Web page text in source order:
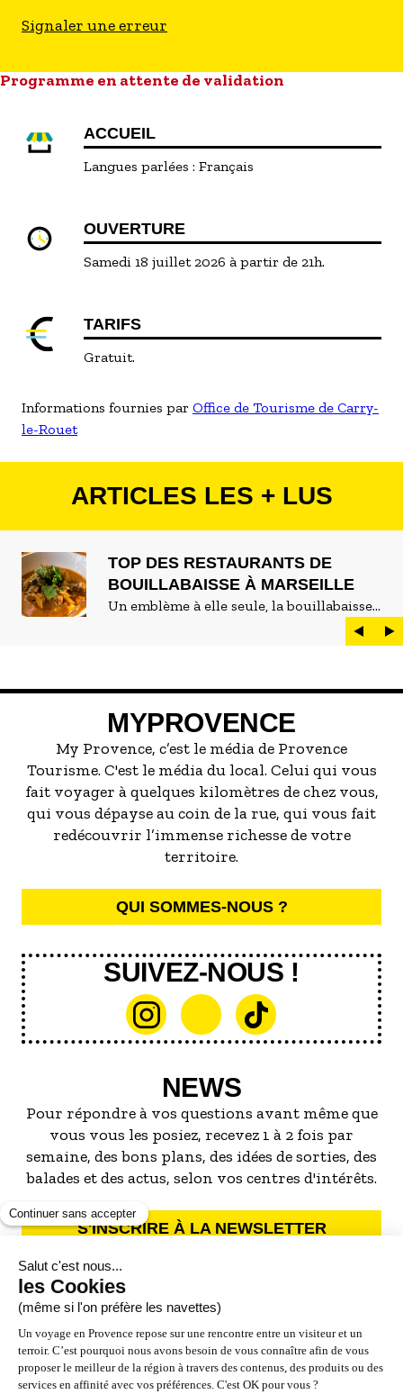
Signaler une erreur
Programme en attente de validation
ACCUEIL
Langues parlées : Français
OUVERTURE
Samedi 18 juillet 2026 à partir de 21h.
TARIFS
Gratuit.
Informations fournies par Office de Tourisme de Carry-
le-Rouet
ARTICLES LES + LUS
TOP DES RESTAURANTS DE
BOUILLABAISSE À MARSEILLE
Un emblème à elle seule, la bouillabaisse
est LE plat marseillais par excellence. On
peut d'ailleurs vite être submergé·e par la
servir la meilleure...
MYPROVENCE
My Provence, c’est le média de Provence
Tourisme. C'est le média du local. Celui qui vous
fait voyager à quelques kilomètres de chez vous,
qui vous dépayse au coin de la rue, qui vous fait
redécouvrir l’immense richesse de votre
territoire.
QUI SOMMES-NOUS ?
SUIVEZ-NOUS !
NEWS
Pour répondre à vos questions avant même que
vous vous les posiez, recevez 1 à 2 fois par
semaine, des bons plans, des idées de sorties, des
balades et des actus, selon vos centres d'intérêts.
S'INSCRIRE À LA NEWSLETTER
NOS PARTENAIRES
ESPACE PRO / PRESSE